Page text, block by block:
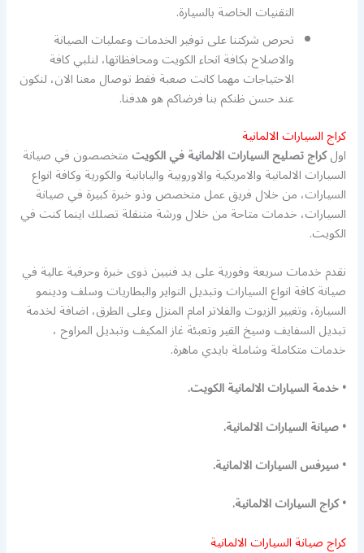
التقنيات الخاصة بالسيارة.
تحرص شركتنا على توفير الخدمات وعمليات الصيانة
والاصلاح بكافة انحاء الكويت ومحافظاتها، لنلبي كافة
الاحتياجات مهما كانت صعبة فقط توصال معنا الان، لنكون
عند حسن ظنكم بنا فرضاكم هو هدفنا.
كراج السيارات الالمانية
اولكراج تصليح السيارات الالمانية في الكويتمتخصصون في صيانة
السيارات الالمانية والامريكية والاوروبية واليابانية والكورية وكافة انواع
السيارات، من خلال فريق عمل متخصص وذو خبرة كبيرة في صيانة
السيارات، خدمات متاحة من خلال ورشة متنقلة تصلك اينما كنت في
الكويت.
نقدم خدمات سريعة وفورية على يد فنيين ذوى خبرة وحرفية عالية في
صيانة كافة انواع السيارات وتبديل التواير والبطاريات وسلف ودينمو
السيارة، وتغيير الزيوت والفلاتر امام المنزل وعلى الطرق، اضافة لخدمة
تبديل السفايف وسيخ القير وتعبئة غاز المكيف وتبديل المراوح ،
خدمات متكاملة وشاملة بايدي ماهرة.
• خدمة السيارات الالمانية الكويت.
• صيانة السيارات الالمانية.
• سيرفس السيارات الالمانية.
• كراج السيارات الالمانية.
كراج صيانة السيارات الالمانية